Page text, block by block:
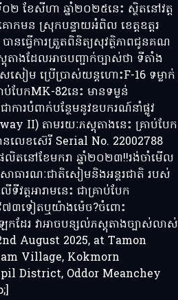
២ ខែសីហា ឆ្នាំ២០២៥នេះ ស្ថិតនៅវត្ត
មន ស្រុកបន្ទាយអំពិល ខេត្តឧត្តរ
ានធ្វេីការត្រួតពិនិត្យសុវត្ថិភាពជូនគណ
ស្តុតាងដែលអាចបញ្ជាក់ច្បាស់ថា ទីតាំង
សសៀម ប្រេីប្រាស់យន្តហោះF-16 ទម្លាក់
បែកMK-82នេះ មានទម្ងន់
របំពាក់បន្ថែមនូវឧបករណ៍នាំផ្លូវ
II) តាមរយៈភស្តុតាងនេះ គ្រាប់បែក
នលេខស៊េរី Serial No. 22002788
តនៅខែមករា ឆ្នាំ២០២៣!!រង់ចាំមេីល
ធារណៈជាតិសៀមនិងអន្តរជាតិ របស់
វត្តអារាមនេះ ជាគ្រាប់បែក
ទៀតឬយ៉ាងម៉េច?ចំពោះ
កដែរ វាអាចបន្សល់ភស្តុតាងច្បាស់លាស់
August 2025, at Tamon
Village, Kokmorn
District, Oddor Meanchey